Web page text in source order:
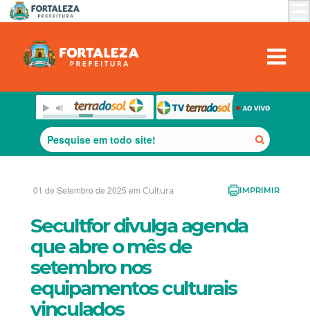
01 de Setembro de 2025 em Cultura IMPRIMIR
Secultfor divulga agenda
que abre o mês de
setembro nos
equipamentos culturais
vinculados